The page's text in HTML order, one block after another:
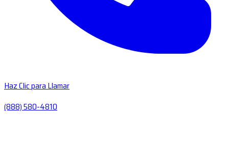
Haz Clic para Llamar
(888) 580-4810